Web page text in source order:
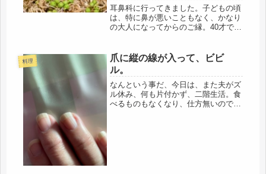
耳鼻科に行ってきました。子どもの頃
は、特に鼻が悪いこともなく、かなり
の大人になってからのご縁。40才で突
れで、最終的には、左の耳は、ほぼ聴
力が消え、聞こえるのは右のみ。そ
の...
料理
爪に縦の線が入って、ビビ
ル。
なんという事だ、今日は、また夫がズ
ル休み、何も片付かず、二階生活。食
べるものもなくなり、仕方無いので災